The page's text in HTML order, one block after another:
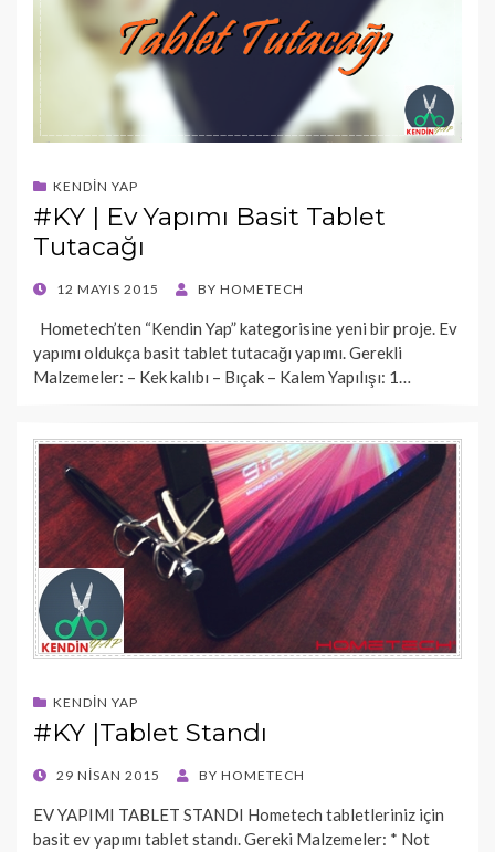
KENDIN YAP
#KY | Ev Yapımı Basit Tablet
Tutacağı
POSTED
12 MAYIS 2015 BY HOMETECH
Hometech’ten “Kendin Yap” kategorisine yeni bir proje. Ev
yapımı oldukça basit tablet tutacağı yapımı. Gerekli
Malzemeler: – Kek kalıbı – Bıçak – Kalem Yapılışı: 1…
KENDIN YAP
#KY |Tablet Standı
POSTED
29 NISAN 2015 BY HOMETECH
EV YAPIMI TABLET STANDI Hometech tabletleriniz için
basit ev yapımı tablet standı. Gereki Malzemeler: * Not